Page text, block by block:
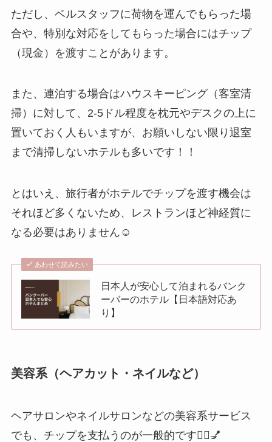
ただし、ベルスタッフに荷物を運んでもらった場
合や、特別な対応をしてもらった場合にはチップ
（現金）を渡すことがあります。
また、連泊する場合はハウスキーピング（客室清
掃）に対して、2-5ドル程度を枕元やデスクの上に
置いておく人もいますが、お願いしない限り退室
まで清掃しないホテルも多いです！！
とはいえ、旅行者がホテルでチップを渡す機会は
それほど多くないため、レストランほど神経質に
なる必要はありません☺️
あわせて読みたい
日本人が安心して泊まれるバンク
ーバーのホテル【日本語対応あ
り】
美容系（ヘアカット・ネイルなど）
ヘアサロンやネイルサロンなどの美容系サービス
でも、チップを支払うのが一般的です💇‍♀️💅